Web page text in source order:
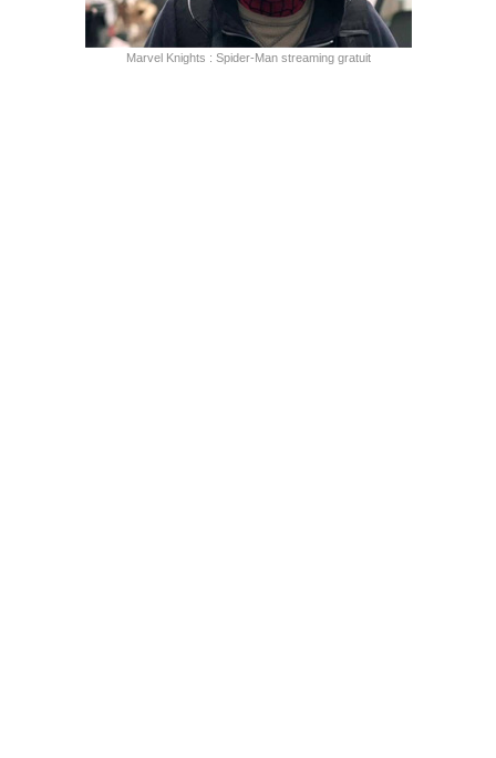
Marvel Knights : Spider-Man streaming gratuit